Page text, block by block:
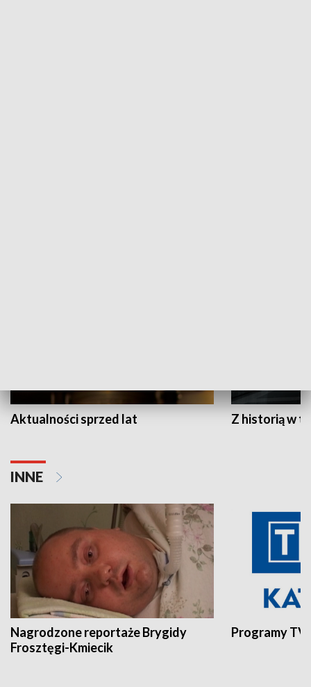
Aktualności sprzed lat Z historią w
INNE
Nagrodzone reportaże Brygidy
Frosztęgi-Kmiecik
Programy